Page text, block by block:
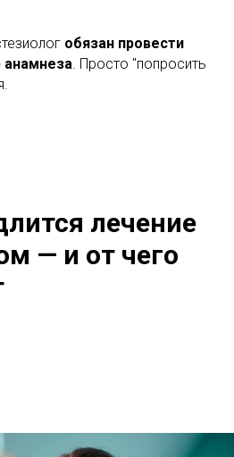
обязан провести
анамнеза. Просто "попросить
лечение
— и от чего